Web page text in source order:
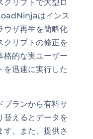
クリプトで大型ロ
はインス
ウザ再生を簡略化
クリプトの修正を
格的な実ユーザー
を迅速に実行した
プランから有料サ
替えるとデータを
す。また、提供さ